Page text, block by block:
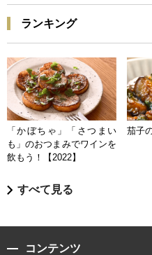
ランキング
「かぼちゃ」「さつまい
も」のおつまみでワインを
飲もう！【2022】
茄子
すべて見る
コンテンツ